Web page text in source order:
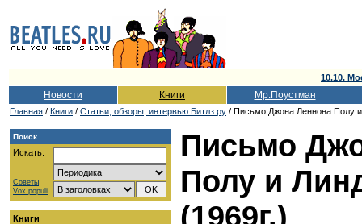
10.10.
Новости Книги Мр.Поустман
Главная / Книги / Cтатьи, обзоры, интервью Битлз.ру / Письмо Джона Леннона Полу
Поиск
Искать:
Советы
Vox populi
Книги
Письмо
Полу и
(1969г.)